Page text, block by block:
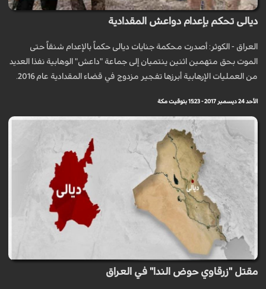
ديالى تحكم بإعدام دواعش المقدادية
العراق - الكوثر: أصدرت محكمة جنايات ديالى حكماً بالإعدام شنقاً حتى
الموت بحق متهمين اثنين ينتميان إلى جماعة "داعش" الوهابية نفذا العديد
من العمليات الإرهابية أبرزها تفجير مزدوج في قضاء المقدادية عام 2016.
الأحد 24 ديسمبر 2017 - 15:23 بتوقيت مكة
مقتل "زرقاوي حوض الندا" في العراق